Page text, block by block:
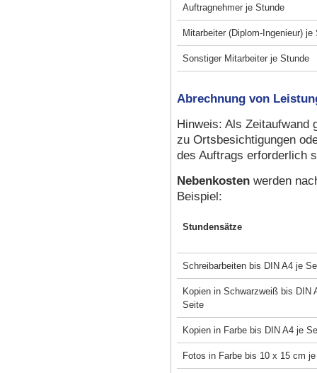
Auftragnehmer je Stunde
Mitarbeiter (Diplom-
Sonstiger Mitarbeiter je Stunde
Abrechnung von
Hinweis: Als Zeitaufwand
zu Ortsbesichtigungen
des Auftrags erforderlich
Nebenkosten werden
Beispiel:
Stundensätze
Schreibarbeiten bis DIN A4 je
Kopien in Schwarzweiß bis DIN
Seite
Kopien in Farbe bis DIN A4 je
Fotos in Farbe bis 10 x 15 cm